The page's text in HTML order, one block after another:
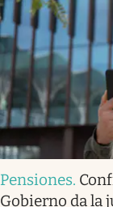
Pensiones.
Gobierno da la